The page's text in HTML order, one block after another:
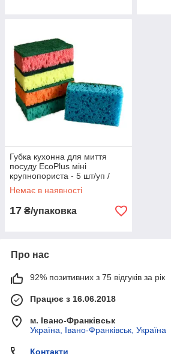
Губка кухонна для миття
посуду EcoPlus міні
крупнопориста - 5 шт/уп /
Поролонова Губка для миття
посуду
Немає в наявності
17 ₴/упаковка
Про нас
92% позитивних з 75 відгуків за рік
Працює з 16.06.2018
м. Івано-Франківськ
Україна, Івано-Франківськ, Україна
Контакти